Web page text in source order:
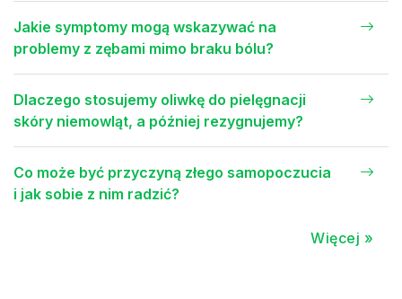
Jakie symptomy mogą wskazywać na
problemy z zębami mimo braku bólu?
Dlaczego stosujemy oliwkę do pielęgnacji
skóry niemowląt, a później rezygnujemy?
Co może być przyczyną złego samopoczucia
i jak sobie z nim radzić?
Więcej »